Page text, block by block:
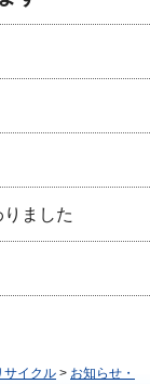
ました
サイクル > お知らせ・